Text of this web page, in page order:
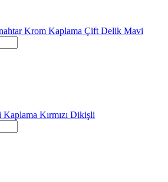
Krom Kaplama Çift Delik Mavi
Kırmızı Dikişli